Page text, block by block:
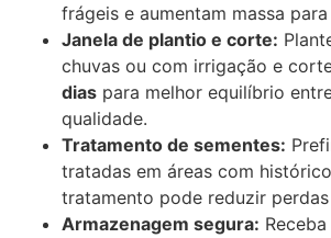
frágeis e aumentam massa
Janela de plantio e corte:
chuvas ou com irrigação e
dias para melhor equilíbrio
qualidade.
Tratamento de sementes:
tratadas em áreas com
tratamento pode reduzir
Armazenagem segura: